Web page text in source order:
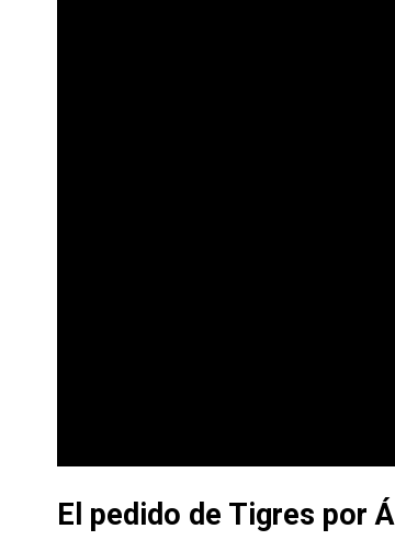
El pedido de Tigres por